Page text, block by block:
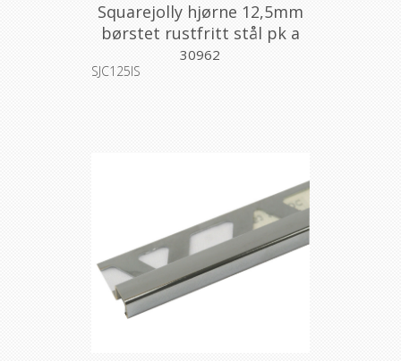
Squarejolly hjørne 12,5mm
børstet rustfritt stål pk a
2stk
30962
SJC125IS